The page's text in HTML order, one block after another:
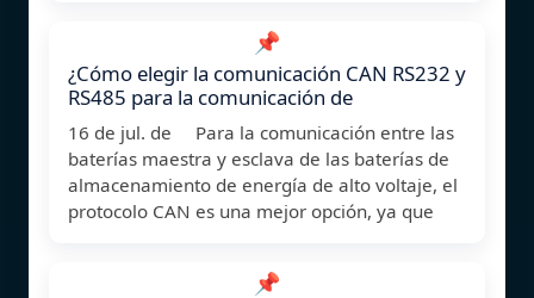
📌
¿Cómo elegir la comunicación CAN RS232 y
RS485 para la comunicación de
16 de jul. de Para la comunicación entre las
baterías maestra y esclava de las baterías de
almacenamiento de energía de alto voltaje, el
protocolo CAN es una mejor opción, ya que
📌